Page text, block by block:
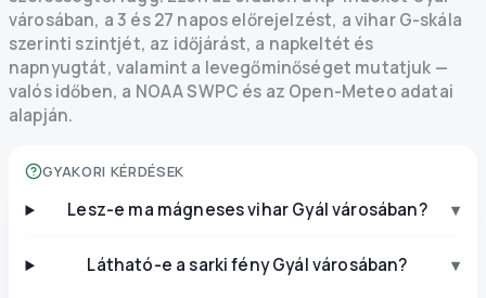
városában, a 3 és 27 napos előrejelzést, a vihar G-skála
szerinti szintjét, az időjárást, a napkeltét és
napnyugtát, valamint a levegőminőséget mutatjuk —
valós időben, a NOAA SWPC és az Open-Meteo adatai
alapján.
GYAKORI KÉRDÉSEK
Lesz-e ma mágneses vihar Gyál városában? ▾
Látható-e a sarki fény Gyál városában? ▾